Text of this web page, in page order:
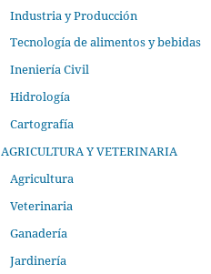
Industria y Producción
Tecnología de alimentos y bebidas
Ineniería Civil
Hidrología
Cartografía
AGRICULTURA Y VETERINARIA
Agricultura
Veterinaria
Ganadería
Jardinería